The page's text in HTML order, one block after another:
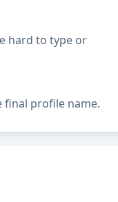
hard to type or
final profile name.